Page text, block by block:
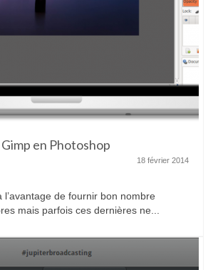
en Photoshop
18 février 2014
l’avantage de fournir bon nombre
mais parfois ces dernières ne...